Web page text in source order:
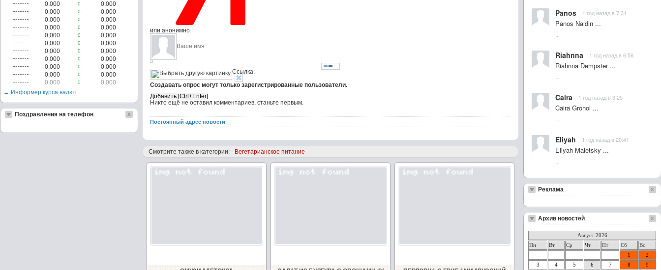
или анонимно
Ссылка:
Создавать опрос могут только зарегистрированные пользователи.
Никто ещё не оставил комментариев, станьте первым.
Постоянный адрес новости
Смотрите также в категории: - Вегетарианское питание
0,000
0
0,000
0,000
0
0,000
0,000
0
0,000
0,000
0
0,000
0,000
0
0,000
0,000
0
0,000
0,000
0
0,000
0,000
0
0,000
0,000
0
0,000
0,000
0
0,000
0,000
0
0,000
→ Информер курса валют
Поздравления на телефон
Panos 1 год назад в 7:31
Panos Naidin ...
Riahnna 1 год назад в 6:56
Riahnna Dempster ...
Caira 1 год назад в 3:25
Caira Grohol ...
Eliyah 1 год назад в 20:41
Eliyah Maletsky ...
Реклама
Архив новостей
Август 2026
Пн
Вт Ср Чт Пт Сб
Вс
1
2
3
4 5 6 7 8
9